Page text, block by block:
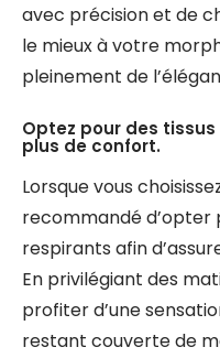
avec précision et de
le mieux à votre
pleinement de
Optez pour des
plus de confort.
Lorsque vous
recommandé d’opter
respirants afin
En privilégiant des
profiter d’une
restant couverte de